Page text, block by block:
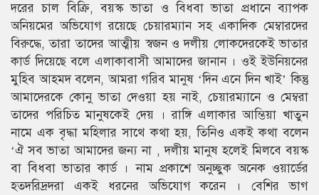
দরের চাল বিক্রি, বয়স্ক ভাতা ও বিধবা ভাতা প্রধানে ব্যাপক
অনিয়মের অভিযোগ রয়েছে চেয়ারম্যান সহ একাদিক মেম্বারদের
বিরুদ্ধে, তারা তাদের আত্মীয় স্বজন ও দলীয় লোকদেরকেই ভাতার
কার্ড দিয়েছে বলে এলাকাবাসী আমাদের জানান । ওই ইউনিয়নের
মুহিব আহমদ বলেন, আমরা গরিব মানুষ ‘দিন এনে দিন খাই’ কিন্তু
আমাদেরকে কোনু ভাতা দেওয়া হয় নাই, চেয়ারম্যানে ও মেম্বরা
তাদের পরিচিত মানুষকেই দেয় । রাঙ্গি এলাকার আম্ভিয়া খাতুন
নামে এক বৃদ্ধা মহিলার সাথে কথা হয়, তিনিও একই কথা বলেন
‘ঐ সব ভাতা আমাদের জন্য না , দলীয় মানুষ হলেই মিলবে বয়স্ক
বা বিধবা ভাতার কার্ড । নাম প্রকাশে অনুচ্ছুক অনেক ওয়ার্ডের
হতদরিদ্রদরা একই ধরনের অভিযোগ করেন । বেশির ভাগ